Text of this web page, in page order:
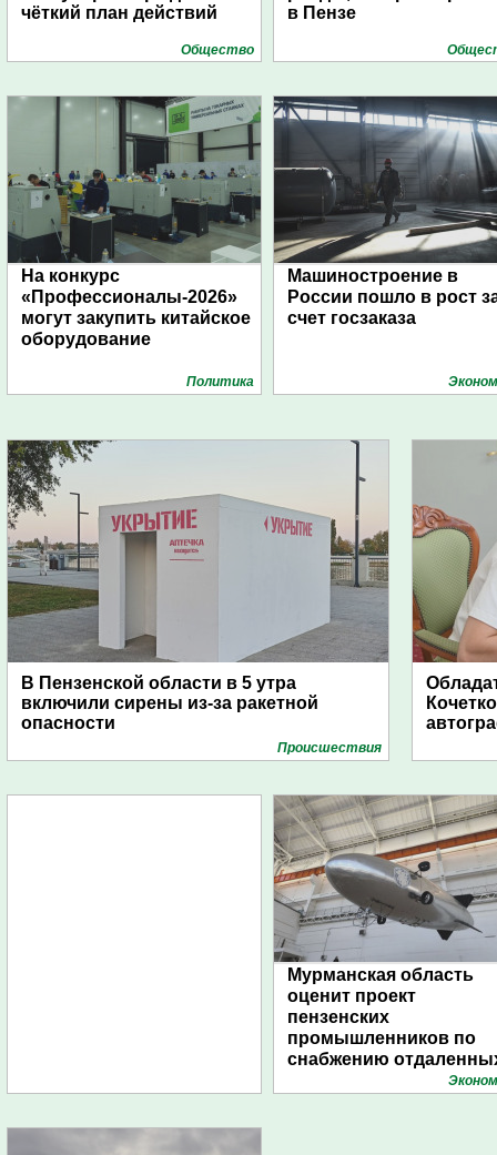
чёткий план действий
Общество
в Пензе
На конкурс
«Профессионалы-2026»
могут закупить китайское
оборудование
Политика
Машиностроение в
России пошло в рост
счет госзаказа
В Пензенской области в 5 утра
включили сирены из-за ракетной
опасности
Проиcшествия
Мурманская область
оценит проект
пензенских
промышленников по
снабжению
поселений с помощью